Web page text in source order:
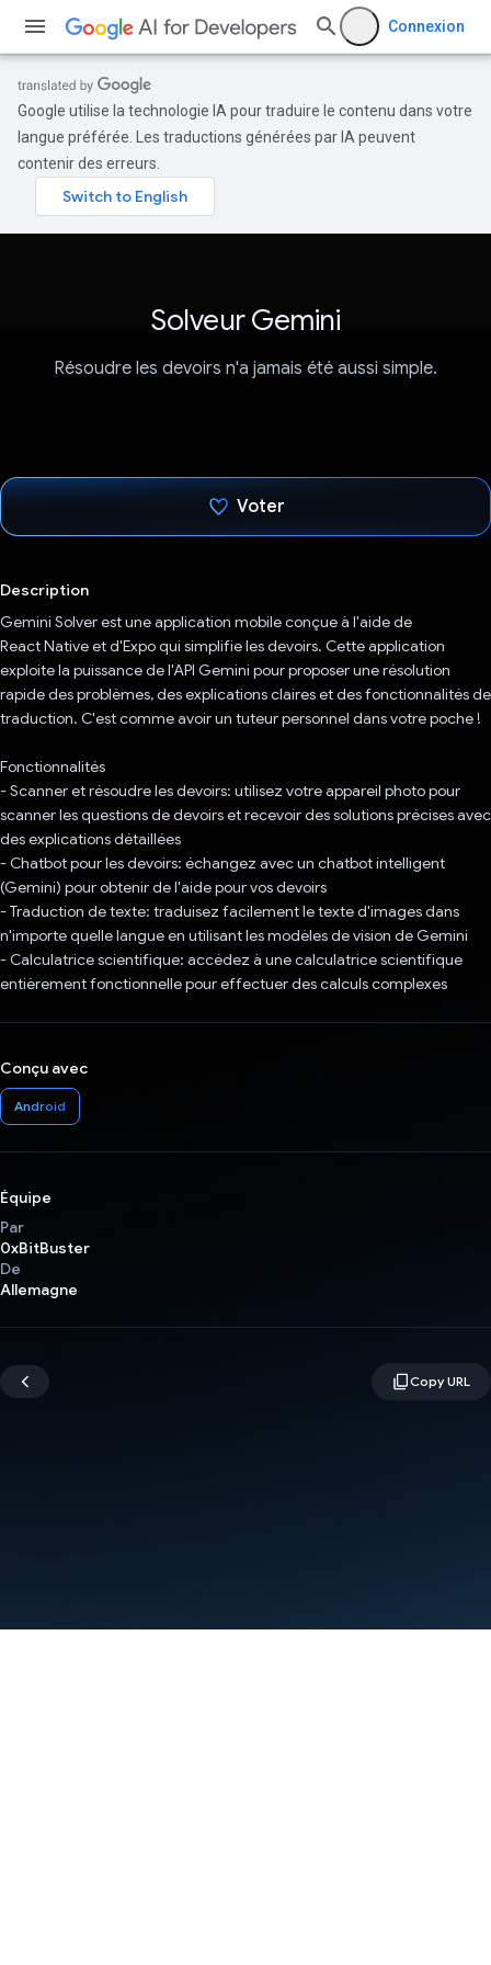
Connexion
Google utilise la technologie IA pour traduire le contenu dans votre
langue préférée. Les traductions générées par IA peuvent
contenir des erreurs.
Solveur Gemini
Résoudre les devoirs n'a jamais été aussi simple.
Voter
Description
Gemini Solver est une application mobile conçue à l'aide de
React Native et d'Expo qui simplifie les devoirs. Cette application
exploite la puissance de l'API Gemini pour proposer une résolution
rapide des problèmes, des explications claires et des fonctionnalités de
traduction. C'est comme avoir un tuteur personnel dans votre poche !
Fonctionnalités
- Scanner et résoudre les devoirs: utilisez votre appareil photo pour
scanner les questions de devoirs et recevoir des solutions précises avec
des explications détaillées
- Chatbot pour les devoirs: échangez avec un chatbot intelligent
(Gemini) pour obtenir de l'aide pour vos devoirs
- Traduction de texte: traduisez facilement le texte d'images dans
n'importe quelle langue en utilisant les modèles de vision de Gemini
- Calculatrice scientifique: accédez à une calculatrice scientifique
entièrement fonctionnelle pour effectuer des calculs complexes
Conçu avec
Android
Équipe
Par
0xBitBuster
De
Allemagne